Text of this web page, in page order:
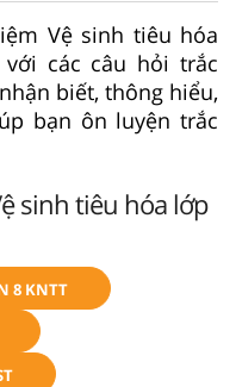
Vệ sinh tiêu hóa
các câu hỏi trắc
biết, thông hiểu,
bạn ôn luyện trắc
sinh tiêu hóa lớp
8 KNTT